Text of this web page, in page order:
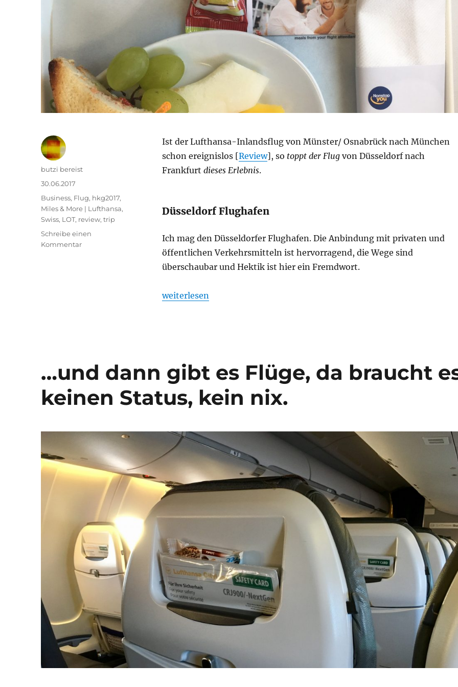
Ist der Lufthansa-Inlandsflug von Münster/ Osnabrück nach München
schon ereignislos [Review], so toppt der Flugvon Düsseldorf nach
Frankfurt dieses Erlebnis.
Düsseldorf Flughafen
Ich mag den Düsseldorfer Flughafen. Die Anbindung mit privaten und
öffentlichen Verkehrsmitteln ist hervorragend, die Wege sind
überschaubar und Hektik ist hier ein Fremdwort.
„Lufthansa Business Class Flug innerdeutsch (LH81): Bewertung“
weiterlesen
Autor
butzi bereist
Veröffentlicht
30.06.2017
Kategorien
Business, Flug, hkg2017,
Miles & More | Lufthansa,
Swiss, LOT, review,trip
Schreibe einen
Kommentarzu
…und dann gibt es Flüge, da braucht
keinen Status, kein nix.